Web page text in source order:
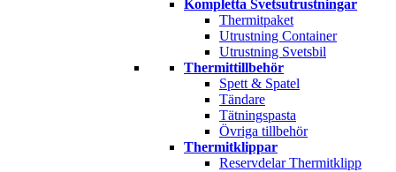
Kompletta Svetsutrustningar
Thermitpaket
Utrustning Container
Utrustning Svetsbil
Thermittillbehör
Spett & Spatel
Tändare
Tätningspasta
Övriga tillbehör
Thermitklippar
Reservdelar Thermitklipp